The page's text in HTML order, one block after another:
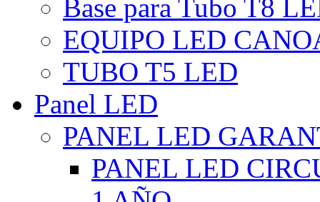
Base para Tubo T8
EQUIPO LED
TUBO T5 LED
Panel LED
PANEL LED
PANEL LED